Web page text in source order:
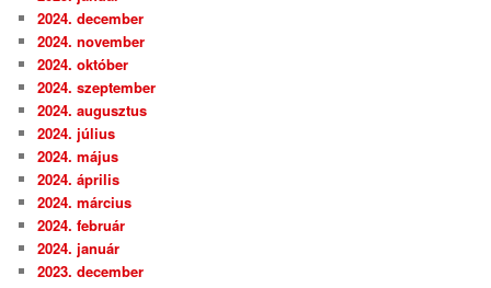
2024. december
2024. november
2024. október
2024. szeptember
2024. augusztus
2024. július
2024. május
2024. április
2024. március
2024. február
2024. január
2023. december